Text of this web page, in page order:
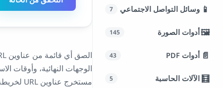
📱 وسائل التواصل الاجتماعي 7
🖼️أدوات الصورة 145
📄 أدوات PDF 43
🧮 الآلات الحاسبة 5
مستخرج عناوين URL لخريطة الموقع لتدقيق الموقع بأكمله، وتصدير كل شيء كملف CSV لتقاريرك.